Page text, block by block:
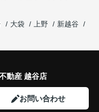
大袋 上野
新越谷
動産 越谷店
お問い合わせ